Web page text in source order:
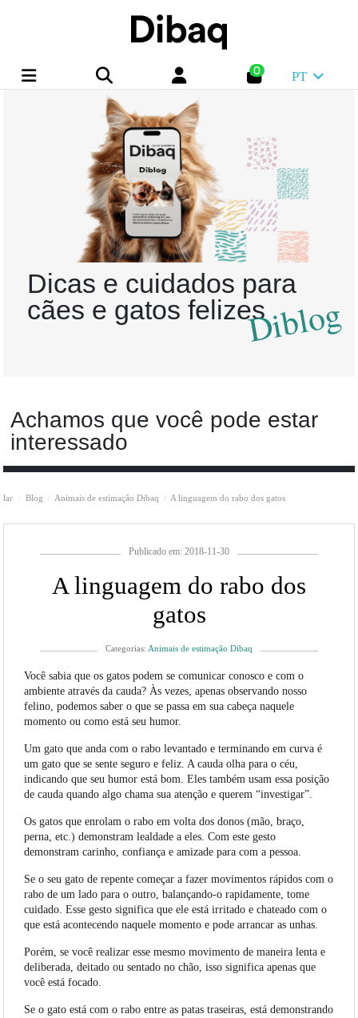
0 PT
Dicas e cuidados para
cães e gatos felizesDiblog
Achamos que você pode estar
interessado
lar Blog Animais de estimação Dibaq A linguagem do rabo dos gatos
Publicado em: 2018-11-30
A linguagem do rabo dos
gatos
Categorias: Animais de estimação Dibaq
Você sabia que os gatos podem se comunicar conosco e com o
ambiente através da cauda? Às vezes, apenas observando nosso
felino, podemos saber o que se passa em sua cabeça naquele
momento ou como está seu humor.
Um gato que anda com o rabo levantado e terminando em curva é
um gato que se sente seguro e feliz. A cauda olha para o céu,
indicando que seu humor está bom. Eles também usam essa posição
de cauda quando algo chama sua atenção e querem “investigar”.
Os gatos que enrolam o rabo em volta dos donos (mão, braço,
perna, etc.) demonstram lealdade a eles. Com este gesto
demonstram carinho, confiança e amizade para com a pessoa.
Se o seu gato de repente começar a fazer movimentos rápidos com o
rabo de um lado para o outro, balançando-o rapidamente, tome
cuidado. Esse gesto significa que ele está irritado e chateado com o
que está acontecendo naquele momento e pode arrancar as unhas.
Porém, se você realizar esse mesmo movimento de maneira lenta e
deliberada, deitado ou sentado no chão, isso significa apenas que
você está focado.
Se o gato está com o rabo entre as patas traseiras, está demonstrando